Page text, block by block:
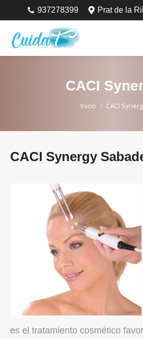
937278399 Prat de la
CACI
Estás aquí:
Inicio CACI
CACI Synergy
es el tratamiento cosmético